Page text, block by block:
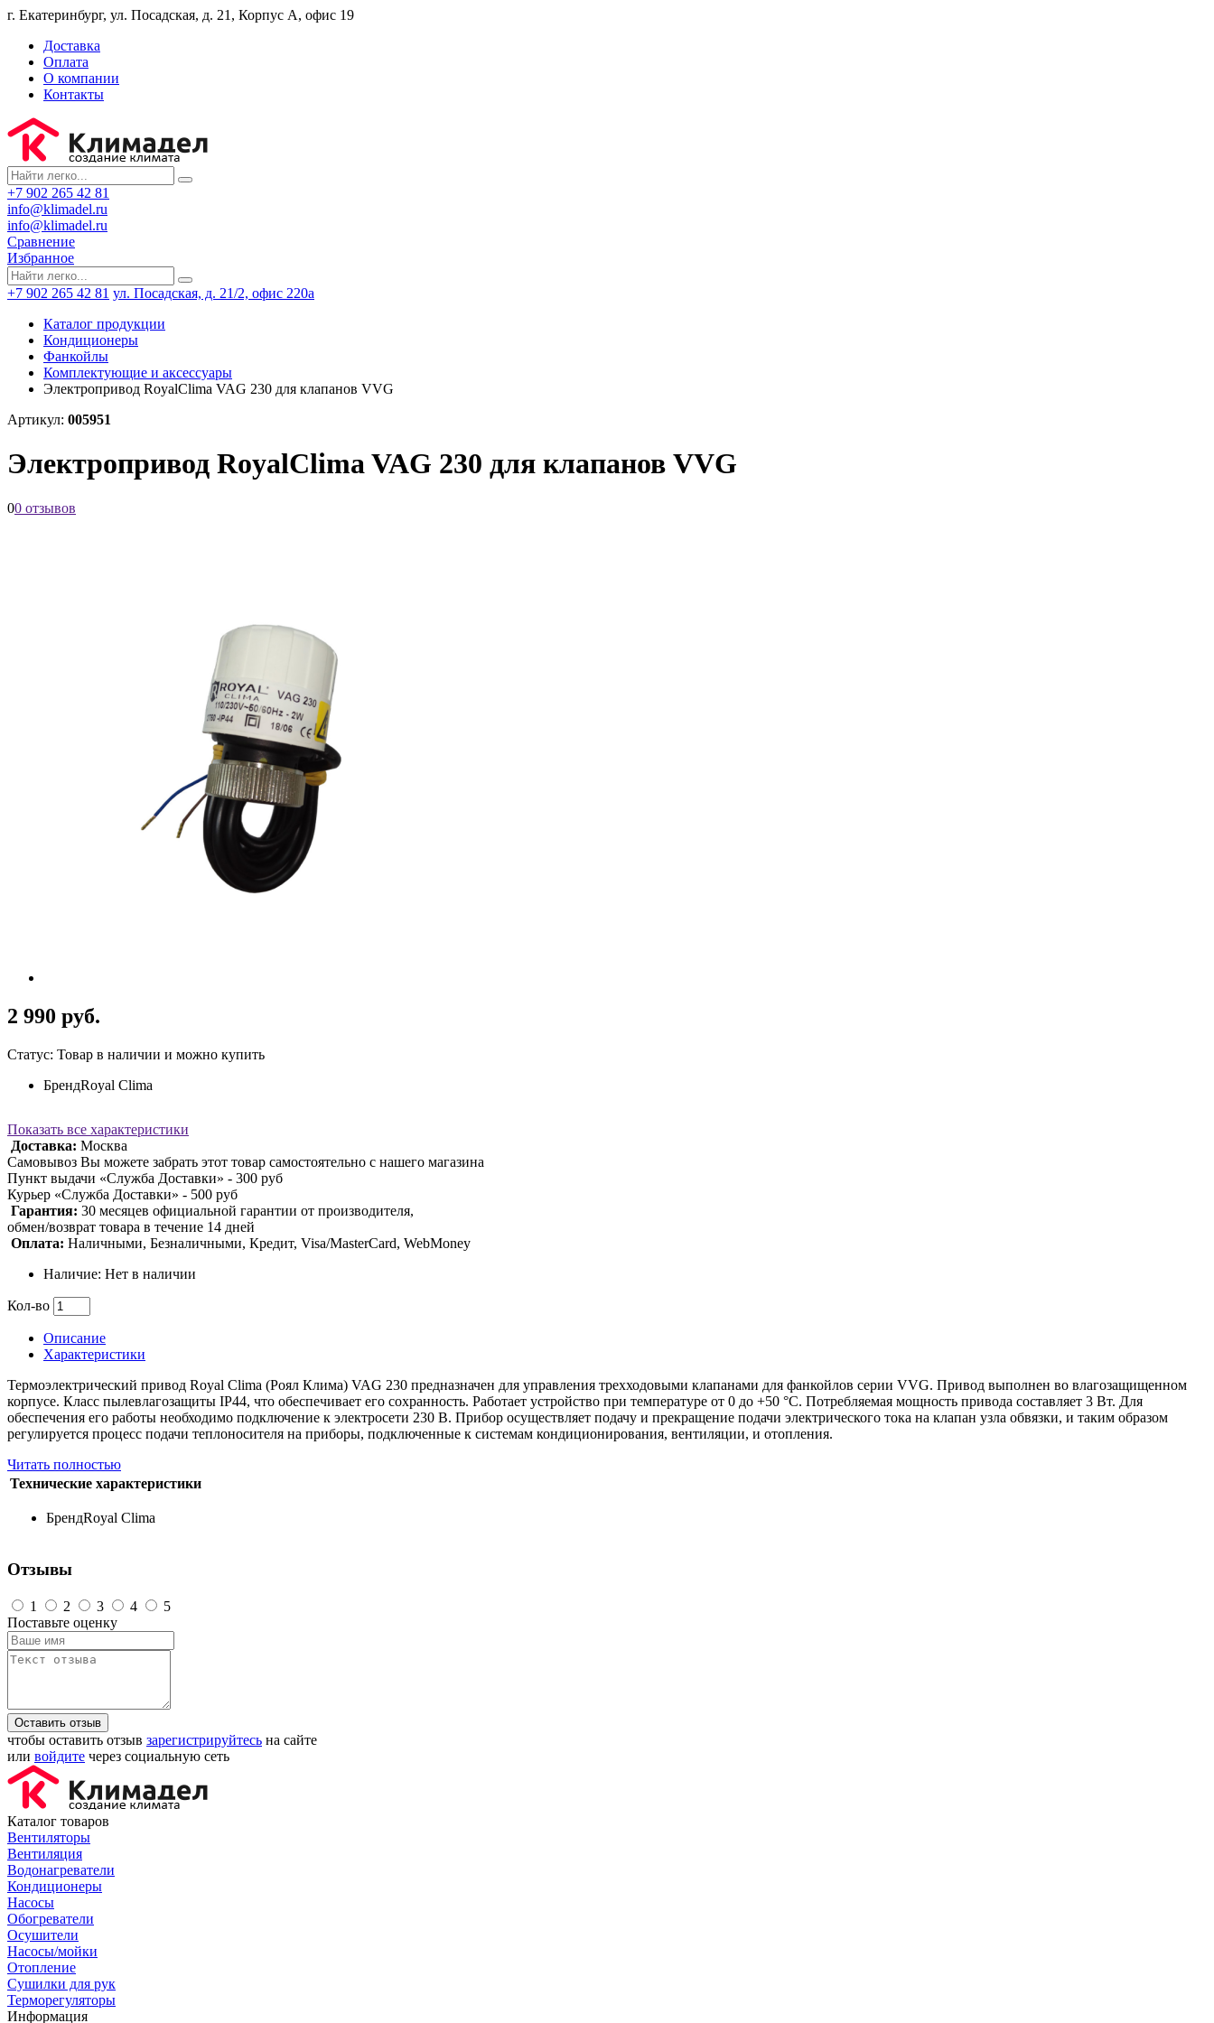
г. Екатеринбург, ул. Посадская, д. 21, Корпус А, офис 19
Доставка
Оплата
О компании
Контакты
+7 902 265 42 81
info@klimadel.ru
info@klimadel.ru
Сравнение
Избранное
+7 902 265 42 81 ул. Посадская, д. 21/2, офис 220а
Каталог продукции
Кондиционеры
Фанкойлы
Комплектующие и аксессуары
Электропривод RoyalClima VAG 230 для клапанов VVG
Артикул: 005951
Электропривод RoyalClima VAG 230 для клапанов VVG
00 отзывов
2 990 руб.
Статус: Товар в наличии и можно купить
БрендRoyal Clima
Показать все характеристики
Доставка: Москва
Самовывоз Вы можете забрать этот товар самостоятельно с нашего магазина
Пункт выдачи «Служба Доставки» - 300 руб
Курьер «Служба Доставки» - 500 руб
Гарантия: 30 месяцев официальной гарантии от производителя,
обмен/возврат товара в течение 14 дней
Оплата: Наличными, Безналичными, Кредит, Visa/MasterCard, WebMoney
Наличие: Нет в наличии
Кол-во
Описание
Характеристики
Термоэлектрический привод Royal Clima (Роял Клима) VAG 230 предназначен для управления трехходовыми клапанами для фанкойлов серии VVG. Привод выполнен во влагозащищенном
корпусе. Класс пылевлагозащиты IP44, что обеспечивает его сохранность. Работает устройство при температуре от 0 до +50 °С. Потребляемая мощность привода составляет 3 Вт. Для
обеспечения его работы необходимо подключение к электросети 230 В. Прибор осуществляет подачу и прекращение подачи электрического тока на клапан узла обвязки, и таким образом
регулируется процесс подачи теплоносителя на приборы, подключенные к системам кондиционирования, вентиляции, и отопления.
Читать полностью
Технические характеристики
БрендRoyal Clima
Отзывы
1 2 3 4
5
Поставьте оценку
Оставить отзыв
чтобы оставить отзыв зарегистрируйтесь на сайте
или войдите через социальную сеть
Каталог товаров
Вентиляторы
Вентиляция
Водонагреватели
Кондиционеры
Насосы
Обогреватели
Осушители
Насосы/мойки
Отопление
Сушилки для рук
Терморегуляторы
Информация